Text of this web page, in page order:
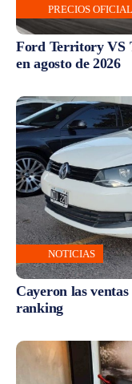
PRECIOS
Ford Territory VS
en agosto de 2026
NOTICIAS
Cayeron las
ranking